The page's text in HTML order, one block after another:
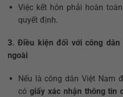
Việc kết hôn phải hoàn
quyết định.
3. Điều kiện đối với công
ngoài
Nếu là công dân Việt Nam
có giấy xác nhận thông tin